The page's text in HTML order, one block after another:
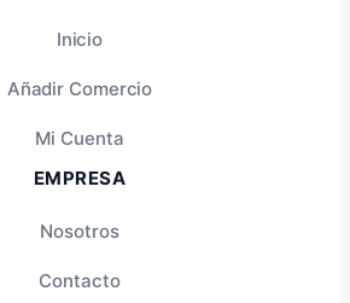
Inicio
Añadir Comercio
Mi Cuenta
EMPRESA
Nosotros
Contacto